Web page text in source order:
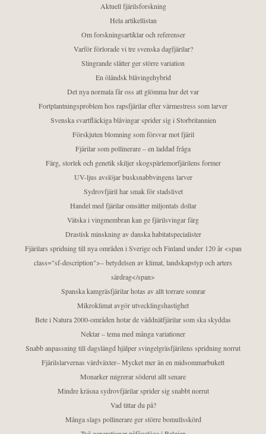
Aktuell fjärilsforskning
Hela artikellistan
Om forskningsartiklar och referenser
Varför förlorade vi tre svenska dagfjärilar?
Slingrande slåtter ger större variation
En öländsk blåvingehybrid
Det nya normala får oss att glömma hur det var
Fortplantningsproblem hos rapsfjärilar efter värmestress som larver
Svenska svartfläckiga blåvingar sprider sig i Storbritannien
Förskjuten blomning som försvar mot fjäril
Fjärilar som pollinerare – en laddad fråga
Färg, storlek och genetik skiljer skogspärlemorfjärilens former
UV-ljus avslöjar busksnabbvingens larver
Sydrovfjäril har smak för stadslivet
Handel med fjärilar omsätter miljontals dollar
Vätska i vingmembran kan ge fjärilsvingar färg
Drastisk minskning av danska habitatspecialister
Fjärilars spridning till nya områden i Sverige och Finland under 120 år <span
class="sf-description">– betydelsen av klimat, landskapstyp och arters
särdrag</span>
Spanska kamgräsfjärilar hotas av allt torrare somrar
Mikroklimat avgör utvecklingshastighet
Bete i Natura 2000-områden hotar de väddnätfjärilar som ska skyddas
Nektar – tema med många variationer
Snabb anpassning till dagslängd hjälper svingelgräsfjärilens spridning norrut
Fjärilslarvernas värdväxter– Mycket mer än en midsommarbukett
Monarker migrerar söderut allt senare
Mindre kräsna sydrovfjärilar sprider sig snabbt norrut
Vad tittar du på?
Många slags pollinerare ger större bomullsskörd